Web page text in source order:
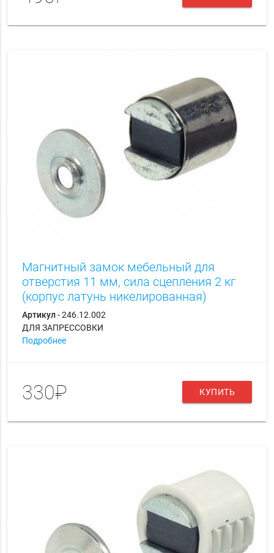
Магнитный замок мебельный для
отверстия 11 мм, сила сцепления 2 кг
(корпус латунь никелированная)
Артикул- 246.12.002
ДЛЯ ЗАПРЕССОВКИ
Подробнее
330₽ КУПИТЬ